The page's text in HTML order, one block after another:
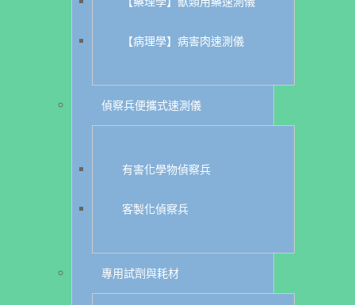
【病理學】病害肉速測儀
偵察兵便攜式速測儀
有害化學物偵察兵
客製化偵察兵
專用試劑與耗材